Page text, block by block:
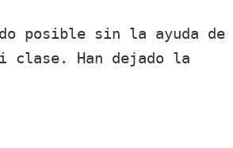
posible sin la ayuda de
Han dejado la